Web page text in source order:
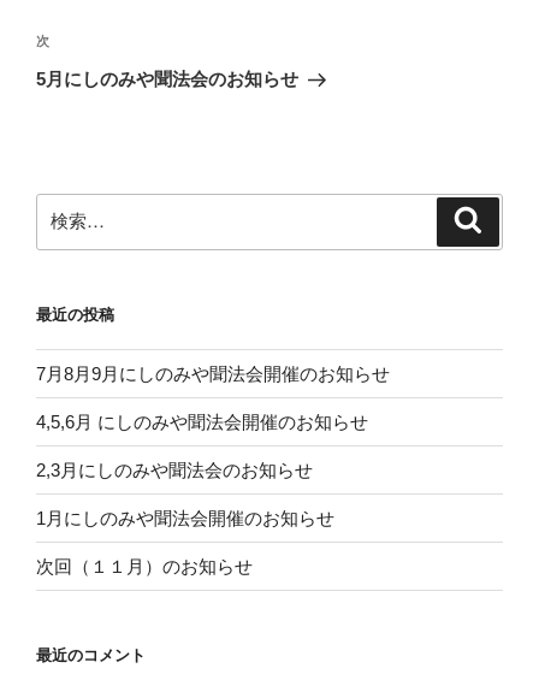
ビ
ゲ
ン
稿
次
の
次
5月にしのみや聞法会のお知らせ
索:
最近の投稿
7月8月9月にしのみや聞法会開催のお知らせ
4,5,6月 にしのみや聞法会開催のお知らせ
2,3月にしのみや聞法会のお知らせ
1月にしのみや聞法会開催のお知らせ
次回（１１月）のお知らせ
最近のコメント